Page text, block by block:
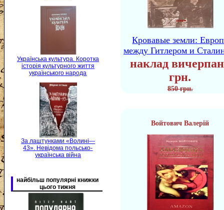
Українська культура. Коротка
історія культурного життя
українського народа
За лаштунками «Волині—
43». Невідома польсько-
українська війна
найбільш популярні книжки
цього тижня
Кровавые земли:
между Гитлером и
наклад
грн.
850 грн.
Войтович Валерій